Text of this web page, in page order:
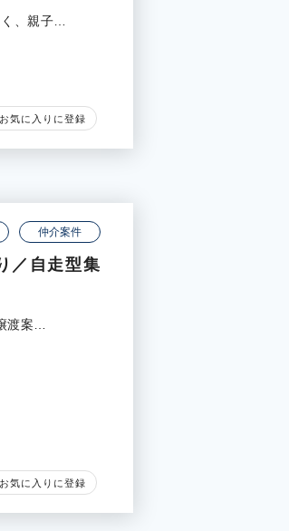
、親子…
お気に入りに登録
仲介案件
／自走型集
渡案…
お気に入りに登録